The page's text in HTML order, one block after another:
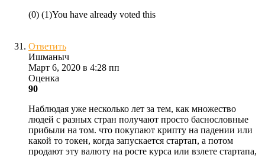
(0) (1)You have already voted this
Ответить
Ишманыч
Март 6, 2020 в 4:28 пп
Оценка
90
Наблюдая уже несколько лет за тем, как множество
людей с разных стран получают просто баснословные
прибыли на том. что покупают крипту на падении или
какой то токен, когда запускается стартап, а потом
продают эту валюту на росте курса или взлете стартапа,